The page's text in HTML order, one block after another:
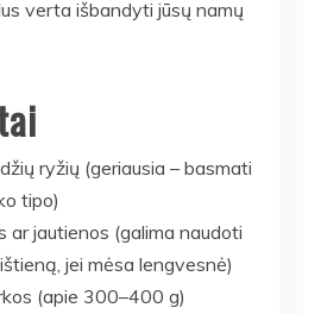
verta išbandyti jūsų namų
ryžių (geriausia – basmati
tipo)
ar jautienos (galima naudoti
jei mėsa lengvesnė)
(apie 300–400 g)